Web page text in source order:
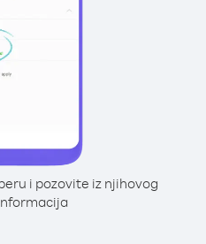
i pozovite iz njihovog